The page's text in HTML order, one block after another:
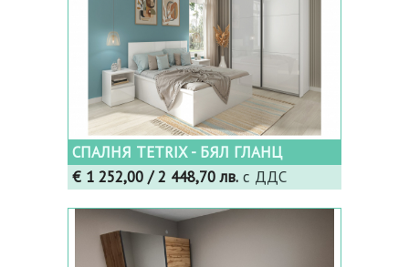
СПАЛНЯ TETRIX - БЯЛ ГЛАНЦ
€ 1 252,00 / 2 448,70 лв. с ДДС